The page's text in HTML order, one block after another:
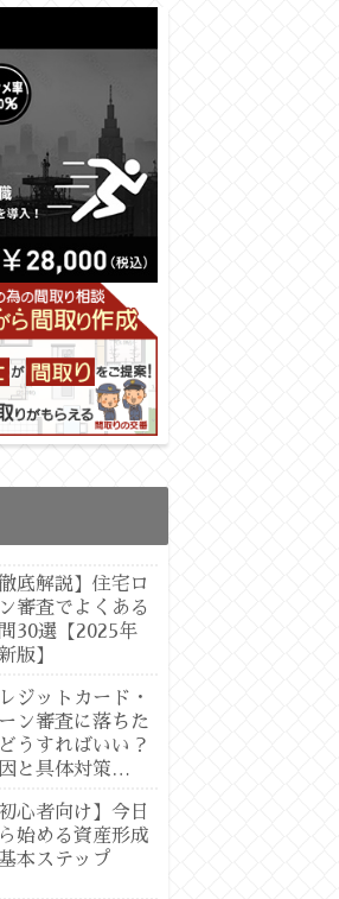
徹底解説】住宅ロ
審査でよくある
30選【2025年
版】
ジットカード・
ン審査に落ちた
うすればいい？
と具体対策
徹底解説】
初心者向け】今日
始める資産形成
本ステップ